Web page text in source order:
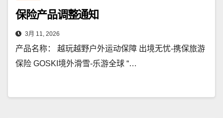
保险产品调整通知
3月 11, 2026
产品名称： 越玩越野户外运动保障 出境无忧-携保旅游
保险 GOSKI境外滑雪-乐游全球 “…